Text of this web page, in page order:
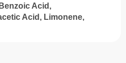
Acid,
Acid, Limonene,